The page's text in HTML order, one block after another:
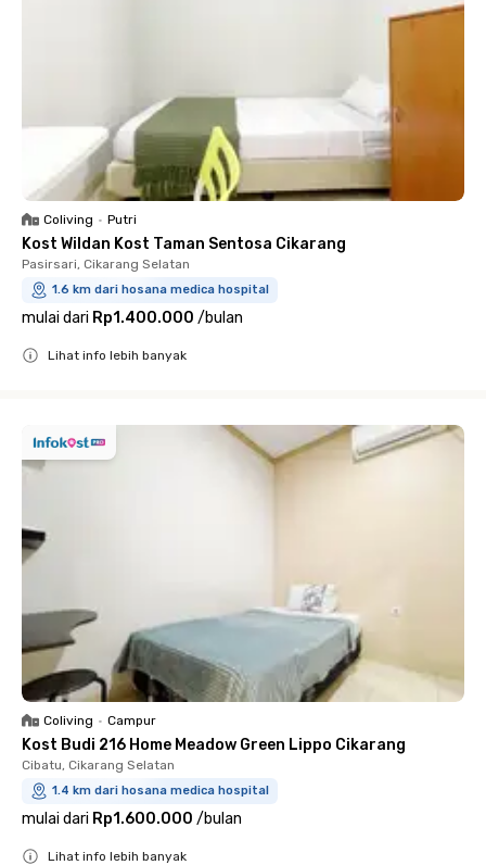
Coliving • Putri
Kost Wildan Kost Taman Sentosa Cikarang
Pasirsari, Cikarang Selatan
1.6 km dari hosana medica hospital
mulai dari Rp1.400.000 /bulan
Lihat info lebih banyak
Coliving • Campur
Kost Budi 216 Home Meadow Green Lippo Cikarang
Cibatu, Cikarang Selatan
1.4 km dari hosana medica hospital
mulai dari Rp1.600.000 /bulan
Lihat info lebih banyak